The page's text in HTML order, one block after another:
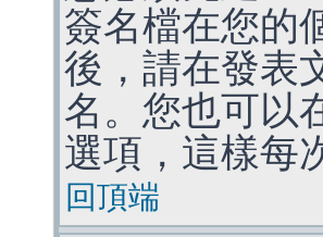
簽名檔在您的
後，請在發表
名。您也可以
選項，這樣每
回頂端